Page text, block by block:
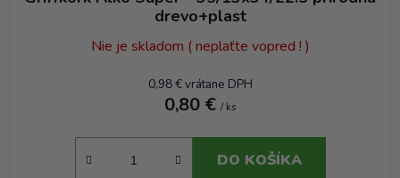
drevo+plast
Nie je skladom ( neplaťte vopred ! )
0,98 € vrátane DPH
0,80 € / ks
DO KOŠÍKA